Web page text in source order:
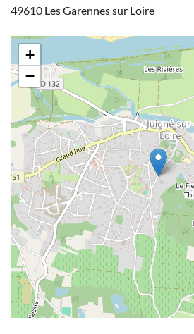
49610 Les Garennes sur Loire
+
−